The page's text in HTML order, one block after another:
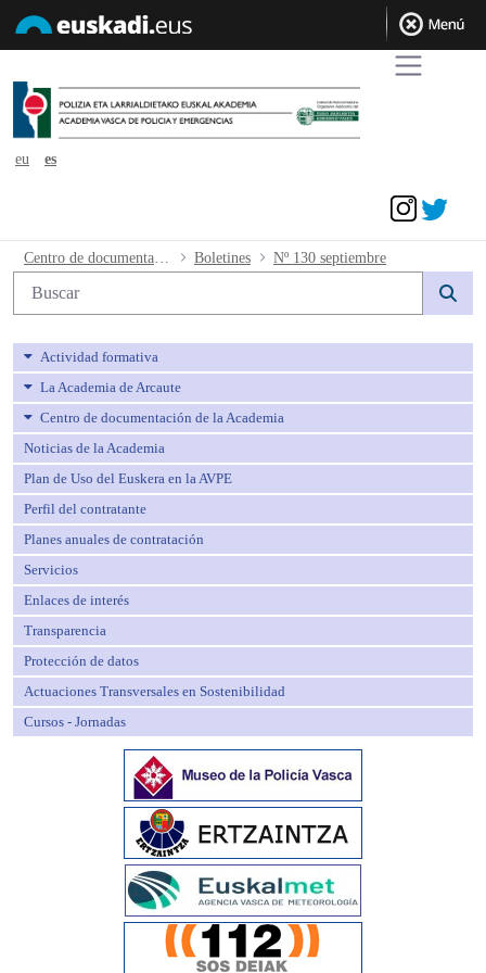
eu
es
Nº 130 septiembre - avpe
Boletines Nº 130 septiembre
Búsqueda web
Actividad formativa
La Academia de Arcaute
Centro de documentación de la Academia
Noticias de la Academia
Plan de Uso del Euskera en la AVPE
Perfil del contratante
Planes anuales de contratación
Servicios
Enlaces de interés
Transparencia
Protección de datos
Actuaciones Transversales en Sostenibilidad
Cursos - Jornadas